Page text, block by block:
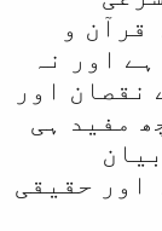
قرآن و
اور نہ
نقصان اور
مفید ہی
اور حقیقی